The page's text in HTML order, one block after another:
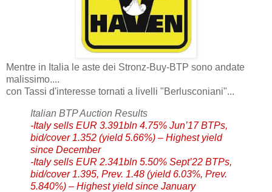
Mentre in Italia le aste dei Stronz-Buy-BTP sono andate
malissimo....
con Tassi d'interesse tornati a livelli "Berlusconiani"...
Italian BTP Auction Results
-Italy sells EUR 3.391bln 4.75% Jun’17 BTPs,
bid/cover 1.352 (yield 5.66%) – Highest yield
since December
-Italy sells EUR 2.341bln 5.50% Sept’22 BTPs,
bid/cover 1.395, Prev. 1.48 (yield 6.03%, Prev.
5.840%) – Highest yield since January